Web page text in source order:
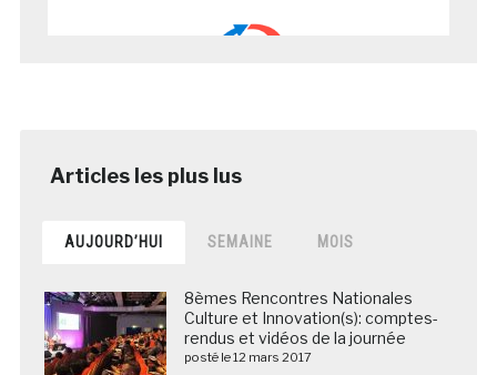
AUJOURD’HUI SEMAINE MOIS
8èmes Rencontres Nationales
Culture et Innovation(s): comptes-
rendus et vidéos de la journée
posté le 12 mars 2017